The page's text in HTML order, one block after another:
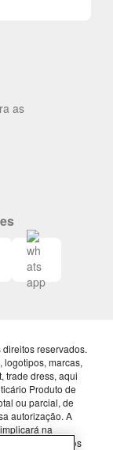
as
reservados.
logotipos, marcas,
trade dress, aqui
Produto de
ou parcial, de
autorização. A
na
Os preços dos